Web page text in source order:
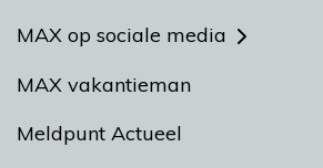
MAX op sociale media
MAX vakantieman
Meldpunt Actueel